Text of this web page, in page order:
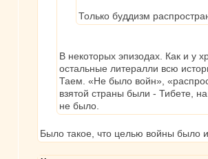
Только буддизм
В некоторых эпизодах. Как и у
остальные литералли всю
Таем. «Не было войн»,
взятой страны были - Тибете,
не было.
Было такое, что целью войны было